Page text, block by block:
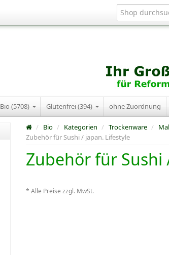
Bio (5708) Glutenfrei (394) ohne Zuordnung
/ Bio / Kategorien / Trockenware /
Zubehör für Sushi / japan. Lifestyle
Zubehör für Sushi
* Alle Preise zzgl. MwSt.